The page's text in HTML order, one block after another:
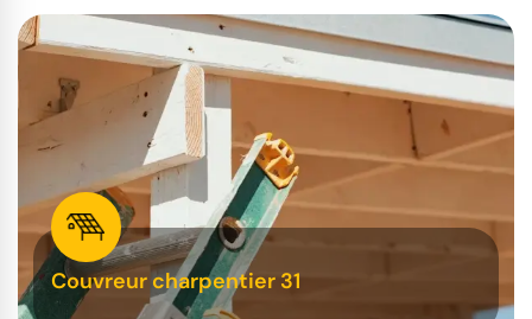
Couvreur charpentier 31